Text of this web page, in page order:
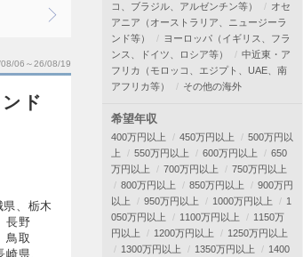
06～26/08/19
ド
、栃木
長野
鳥取
県、
コ、ブラジル、アルゼンチン等）
オセ
アニア（オーストラリア、ニュージーラ
ンド等）
ヨーロッパ（イギリス、フラ
ンス、ドイツ、ロシア等）
中近東・ア
フリカ（モロッコ、エジプト、UAE、南
アフリカ等）
その他の海外
希望年収
400万円以上 450万円以上
500万円以
上
550万円以上 600万円以上
650
万円以上
700万円以上
750万円以上
800万円以上
850万円以上
900万円
以上
950万円以上 1000万円以上
1
050万円以上
1100万円以上
1150万
円以上
1200万円以上
1250万円以上
1300万円以上
1350万円以上
1400